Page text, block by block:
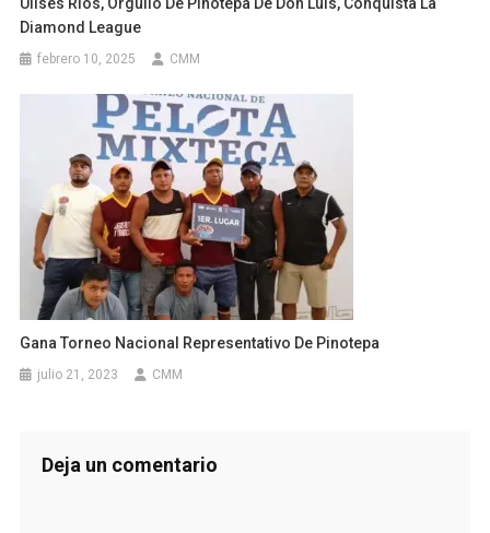
Diamond League
febrero 10, 2025 CMM
Gana Torneo Nacional Representativo De Pinotepa
julio 21, 2023 CMM
Deja un comentario